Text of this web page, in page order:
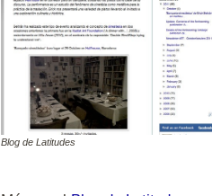
Blog de Latitudes